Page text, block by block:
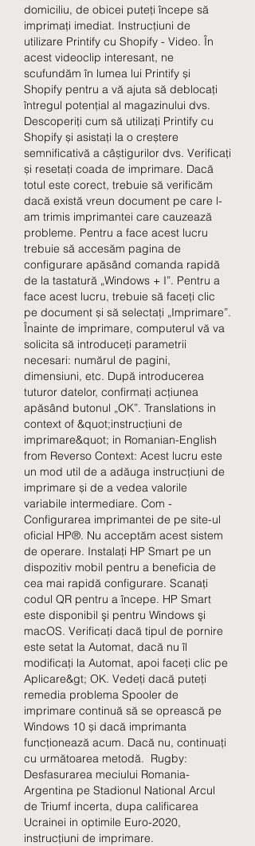
domiciliu, de obicei puteți începe să
imprimați imediat. Instrucțiuni de
utilizare Printify cu Shopify - Video. În
acest videoclip interesant, ne
scufundăm în lumea lui Printify și
Shopify pentru a vă ajuta să deblocați
întregul potențial al magazinului dvs.
Descoperiți cum să utilizați Printify cu
Shopify și asistați la o creștere
semnificativă a câștigurilor dvs. Verificați
și resetați coada de imprimare. Dacă
totul este corect, trebuie să verificăm
dacă există vreun document pe care l-
am trimis imprimantei care cauzează
probleme. Pentru a face acest lucru
trebuie să accesăm pagina de
configurare apăsând comanda rapidă
de la tastatură „Windows + I”. Pentru a
face acest lucru, trebuie să faceți clic
pe document și să selectați „Imprimare”.
Înainte de imprimare, computerul vă va
solicita să introduceți parametrii
necesari: numărul de pagini,
dimensiuni, etc. După introducerea
tuturor datelor, confirmați acțiunea
apăsând butonul „OK”. Translations in
context of &quot;instrucțiuni de
imprimare&quot; in Romanian-English
from Reverso Context: Acest lucru este
un mod util de a adăuga instrucțiuni de
imprimare și de a vedea valorile
variabile intermediare. Com -
Configurarea imprimantei de pe site-ul
oficial HP®. Nu acceptăm acest sistem
de operare. Instalaţi HP Smart pe un
dispozitiv mobil pentru a beneficia de
cea mai rapidă configurare. Scanaţi
codul QR pentru a începe. HP Smart
este disponibil şi pentru Windows şi
macOS. Verificați dacă tipul de pornire
este setat la Automat, dacă nu îl
modificați la Automat, apoi faceți clic pe
Aplicare&gt; OK. Vedeți dacă puteți
remedia problema Spooler de
imprimare continuă să se oprească pe
Windows 10 și dacă imprimanta
funcționează acum. Dacă nu, continuați
cu următoarea metodă.  Rugby:
Desfasurarea meciului Romania-
Argentina pe Stadionul National Arcul
de Triumf incerta, dupa calificarea
Ucrainei in optimile Euro-2020,
instrucțiuni de imprimare.